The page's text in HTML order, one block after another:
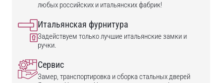
любых российских и итальянских фабрик!
Итальянская фурнитура
Задействуем только лучшие итальянские замки и
ручки.
Сервис
Замер, транспортировка и сборка стальных дверей